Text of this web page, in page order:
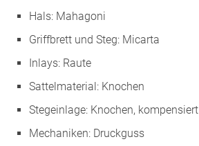
Hals: Mahagoni
Griffbrett und Steg: Micarta
Inlays: Raute
Sattelmaterial: Knochen
Stegeinlage: Knochen, kompensiert
Mechaniken: Druckguss